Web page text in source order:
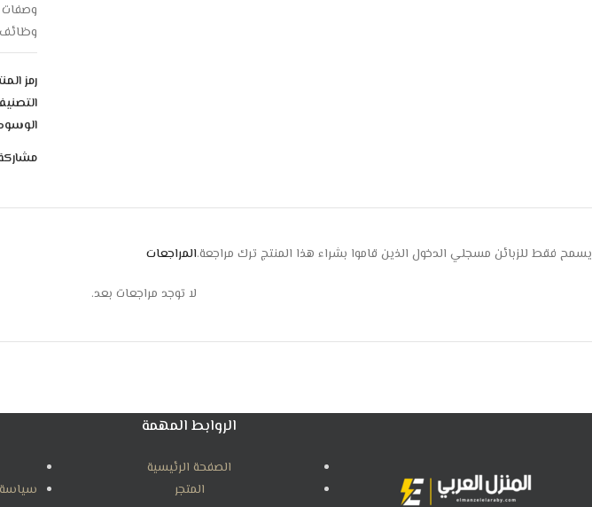
وظائف
توفير
تحضير
التحكم
سهل
رمز
المراجعات
لا توجد مراجعات بعد.
يسمح فقط للزبائن مسجلي الدخول الذين قاموا بشراء هذا المنتج ترك مراجعة.
الروابط المهمة
الصفحة الرئيسية
المتجر
سياسة